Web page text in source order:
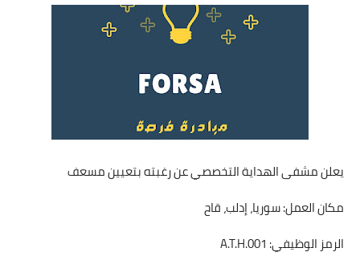
يعلن مشفى الهداية التخصصي عن رغبته بتعيين مسعف
مكان العمل: سوريا، إدلب، قاح
الرمز الوظيفي: A.T.H.001